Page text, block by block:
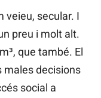
veieu, secular. I
preu i molt alt.
que també. El
males decisions
social a